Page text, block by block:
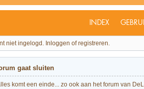
INDEX
niet ingelogd. Inloggen of registreren.
gaat sluiten
komt een einde... zo ook aan het forum van